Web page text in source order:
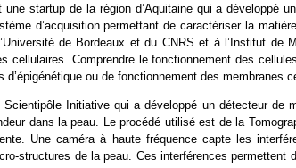
startup de la région d’Aquitaine qui a développé
d’acquisition permettant de caractériser la
de Bordeaux et du CNRS et à l’Institut de
cellulaires. Comprendre le fonctionnement des
ou de fonctionnement des membranes
Initiative qui a développé un détecteur de
dans la peau. Le procédé utilisé est de la
Une caméra à haute fréquence capte les
structures de la peau. Ces interférences